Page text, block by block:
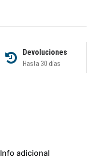
Devoluciones
Hasta 30 días
Info adicional